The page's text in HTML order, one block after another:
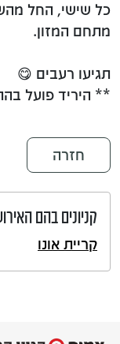
מתחם המזון.
תגיעו רעבים 😋
** היריד פועל
חזרה
קניונים בהם
קריית אונו